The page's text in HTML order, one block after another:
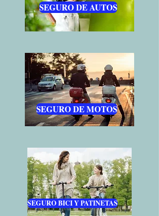
SEGURO DE AUTOS
SEGURO DE MOTOS
SEGURO BICI Y PATINETAS